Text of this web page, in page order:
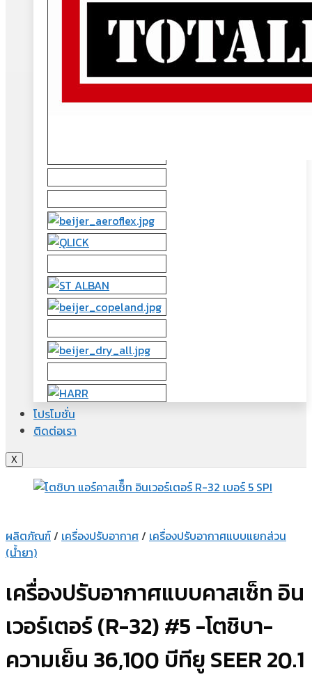
โปรโมชั่น
ติดต่อเรา
X
ผลิตภัณฑ์/ เครื่องปรับอากาศ/ เครื่องปรับอากาศแบบแยกส่วน
(น้ำยา)
เครื่องปรับอากาศแบบคาสเซ็ท อิน
เวอร์เตอร์ (R-32) #5 -โตชิบา-
ความเย็น 36,100 บีทียู SEER 20.1